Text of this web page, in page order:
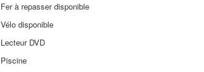
Fer à repasser disponible
Vélo disponible
Lecteur DVD
Piscine